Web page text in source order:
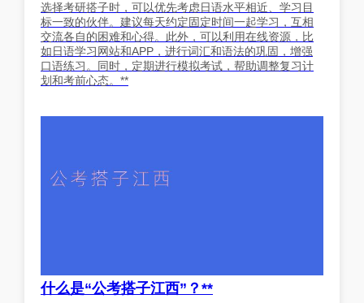
选择考研搭子时，可以优先考虑日语水平相近、学习目
标一致的伙伴。建议每天约定固定时间一起学习，互相
交流各自的困难和心得。此外，可以利用在线资源，比
如日语学习网站和APP，进行词汇和语法的巩固，增强
口语练习。同时，定期进行模拟考试，帮助调整复习计
划和考前心态。**
什么是“公考搭子江西”？**